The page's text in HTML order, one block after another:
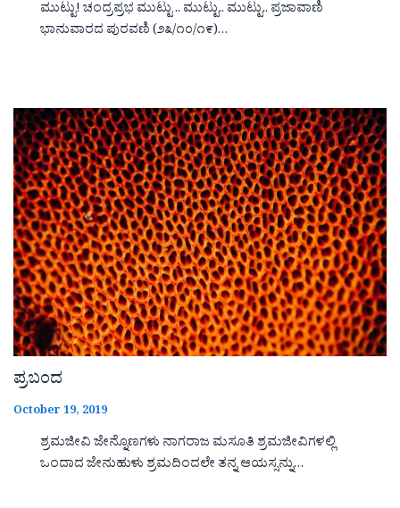
ಮುಟ್ಟು! ಚಂದ್ರಪ್ರಭ ಮುಟ್ಟು .. ಮುಟ್ಟು.. ಮುಟ್ಟು.. ಪ್ರಜಾವಾಣಿ
ಭಾನುವಾರದ ಪುರವಣಿ (೨೩/೧೦/೧೯)…
ಪ್ರಬಂದ
October 19, 2019
ಶ್ರಮಜೀವಿ ಜೇನ್ನೊಣಗಳು ನಾಗರಾಜ ಮಸೂತಿ ಶ್ರಮಜೀವಿಗಳಲ್ಲಿ
ಒಂದಾದ ಜೇನುಹುಳು ಶ್ರಮದಿಂದಲೇ ತನ್ನ ಆಯಸ್ಸನ್ನು…